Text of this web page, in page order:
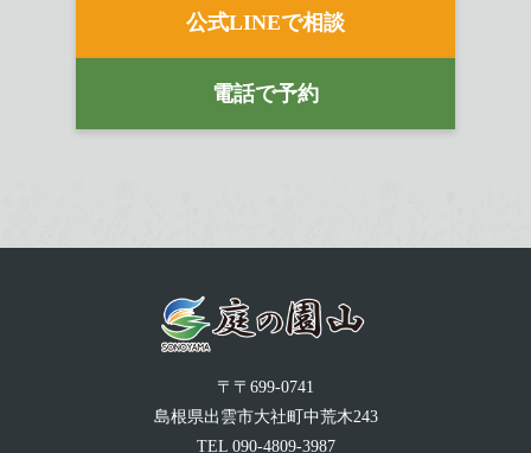
公式LINEで相談
電話で予約
〒〒699-0741
島根県出雲市大社町中荒木243
TEL090-4809-3987